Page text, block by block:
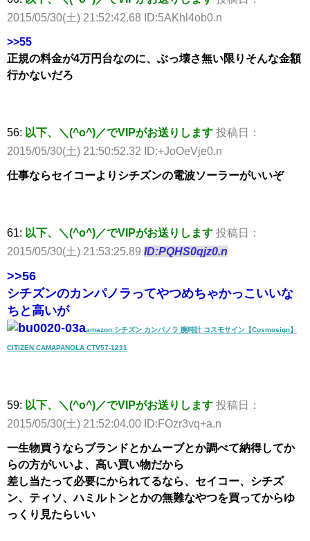
2015/05/30(土) 21:52:42.68 ID:5AKhl4ob0.n
>>55
正規の料金が4万円台なのに、ぶっ壊さ無い限りそんな金額
行かないだろ
56: 以下、＼(^o^)／でVIPがお送りします 投稿日：
2015/05/30(土) 21:50:52.32 ID:+JoOeVje0.n
仕事ならセイコーよりシチズンの電波ソーラーがいいぞ
61: 以下、＼(^o^)／でVIPがお送りします 投稿日：
2015/05/30(土) 21:53:25.89 ID:PQHS0qjz0.n
>>56
シチズンのカンパノラってやつめちゃかっこいいな
ちと高いが
amazon:シチズン カンパノラ 腕時計 コスモサイン【Cosmosign】
CITIZEN CAMAPANOLA CTV57-1231
59: 以下、＼(^o^)／でVIPがお送りします 投稿日：
2015/05/30(土) 21:52:04.00 ID:FOzr3vq+a.n
一生物買うならブランドとかムーブとか調べて納得してか
らの方がいいよ、高い買い物だから
差し当たって必要にかられてるなら、セイコー、シチズ
ン、ティソ、ハミルトンとかの無難なやつを買ってからゆ
っくり見たらいい